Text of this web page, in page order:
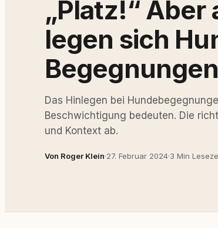
„Platz!“ Aber
legen sich
Das Hinlegen bei
Beschwichtigung bedeuten. Die
und Kontext ab.
Von Roger Klein·27. Februar 2024·3 Min